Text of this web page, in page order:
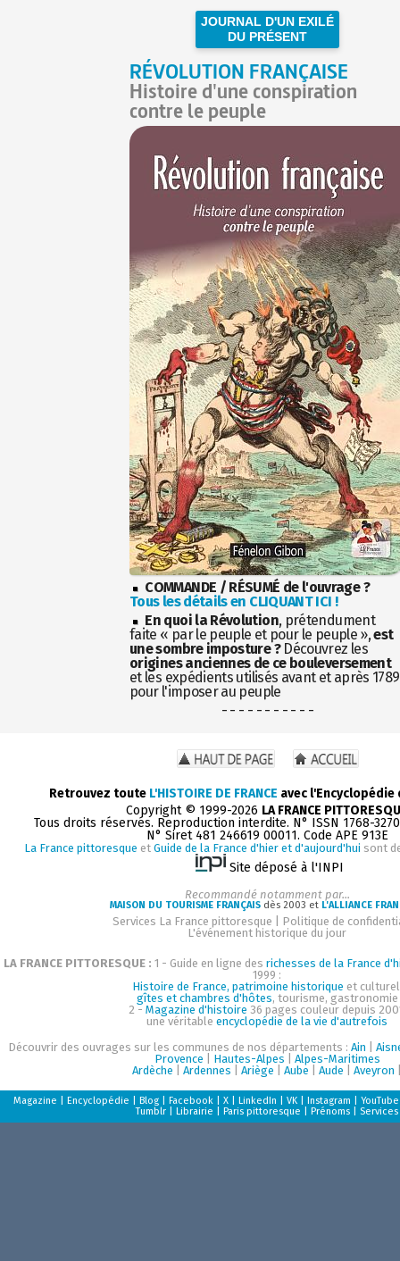
JOURNAL D'UN EXILÉ
DU PRÉSENT
RÉVOLUTION FRANÇAISE
Histoire d'une conspiration
contre le peuple
COMMANDE / RÉSUMÉ de l'ouvrage ?
Tous les détails en CLIQUANT ICI !
En quoi la Révolution, prétendument
faite « par le peuple et pour le peuple »,est
une sombre imposture ?Découvrez les
origines anciennes de ce bouleversement
et les expédients utilisés avant et après 1789
pour l'imposer au peuple
- - - - - - - - - - -
Retrouvez toute L'HISTOIRE DE FRANCE avec
Copyright © 1999-2026 LA FRANCE
Tous droits réservés. Reproduction interdite. N° ISSN 1768-
N° Siret 481 246619 00011. Code APE 913E
La France pittoresque et Guide de la France d'hier et d'aujourd'hui sont
Site déposé à l'INPI
Recommandé notamment par...
MAISON DU TOURISME FRANÇAIS dès 2003 et L'ALLIANCE
Services La France pittoresque
Politique de
L'événement historique du jour
LA FRANCE PITTORESQUE : 1 - Guide en ligne des richesses de la France
1999 :
Histoire de France, patrimoine historique et
gîtes et chambres d'hôtes, tourisme, gastronomie
2 - Magazine d'histoire 36 pages couleur depuis
une véritableencyclopédie de la vie d'autrefois
Découvrir des ouvrages sur les communes de nos départements :Ain |
Provence
Hautes-Alpes
Alpes-Maritimes
Ardèche |Ardennes |Ariège |Aube |Aude |Aveyron
Magazine |Encyclopédie |Blog |Facebook |X |LinkedIn |VK |Instagram |YouTube
Tumblr |Librairie |Paris pittoresque |Prénoms Services